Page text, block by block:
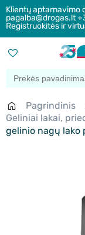
Klientų aptarnavimo
pagalba@drogas.lt
Registruokitės ir
Pagrindinis
Geliniai lakai,
gelinio nagų lako